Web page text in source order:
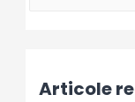
c
Articole